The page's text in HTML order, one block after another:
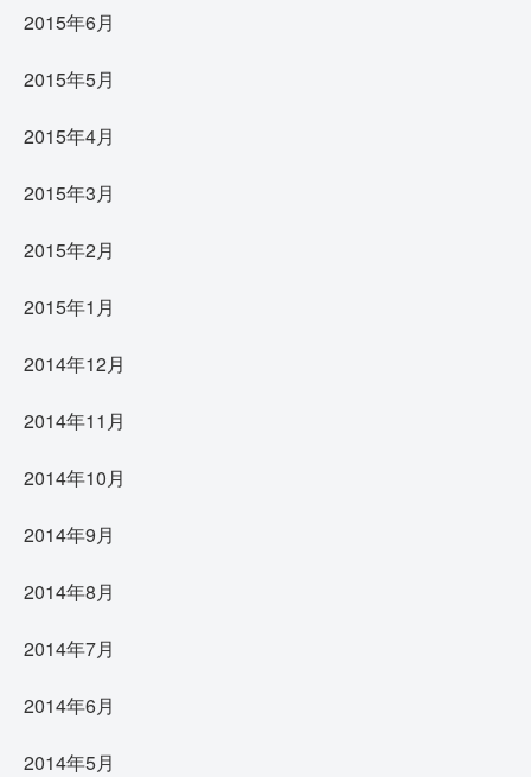
2015年6月
2015年5月
2015年4月
2015年3月
2015年2月
2015年1月
2014年12月
2014年11月
2014年10月
2014年9月
2014年8月
2014年7月
2014年6月
2014年5月